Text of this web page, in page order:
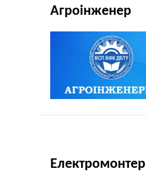
Агроінженер
Електромонтер